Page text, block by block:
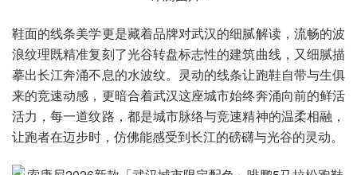
鞋面的线条美学更是藏着品牌对武汉的细腻解读，流畅的波
浪纹理既精准复刻了光谷转盘标志性的建筑曲线，又细腻描
摹出长江奔涌不息的水波纹。灵动的线条让跑鞋自带与生俱
来的竞速动感，更暗合着武汉这座城市始终奔涌向前的鲜活
活力，每一道纹路，都是城市脉络与竞速精神的温柔相融，
让跑者在迈步时，仿佛能感受到长江的磅礴与光谷的灵动。